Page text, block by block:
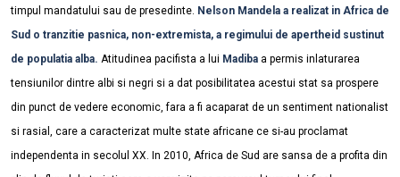
timpul mandatului sau de presedinte. Nelson Mandela a realizat in Africa de
Sud o tranzitie pasnica, non-extremista, a regimului de apertheid sustinut
de populatia alba. Atitudinea pacifista a lui Madiba a permis inlaturarea
tensiunilor dintre albi si negri si a dat posibilitatea acestui stat sa prospere
din punct de vedere economic, fara a fi acaparat de un sentiment nationalist
si rasial, care a caracterizat multe state africane ce si-au proclamat
independenta in secolul XX. In 2010, Africa de Sud are sansa de a profita din